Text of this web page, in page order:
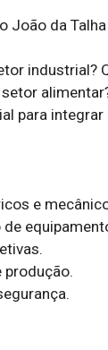
João da Talha
industrial?
para